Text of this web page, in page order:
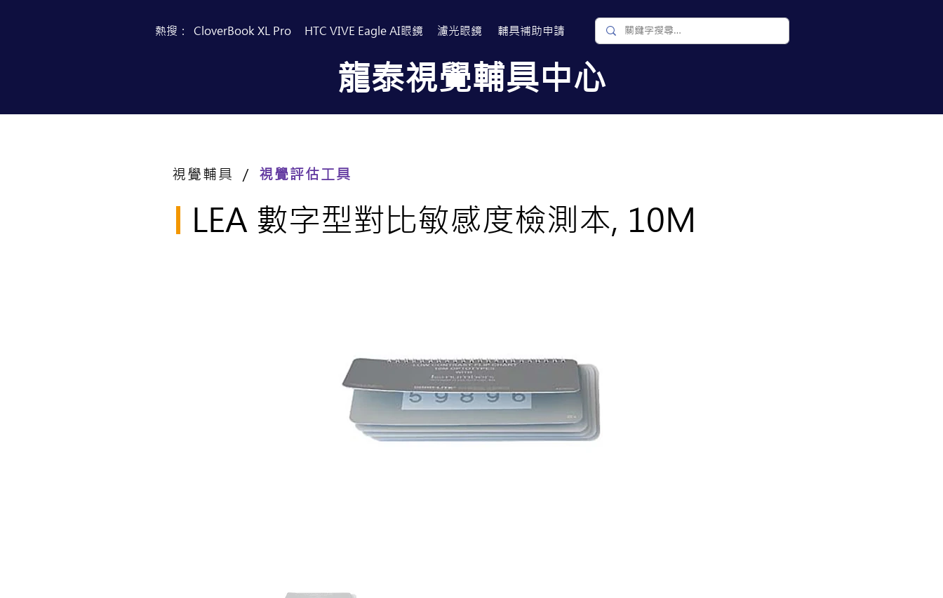
CloverBook XL Pro
熱搜： HTC VIVE Eagle AI眼鏡 濾光眼鏡 ​輔具補助申請
​龍泰視覺輔具中心
視覺輔具 ／ 視覺評估工具
LEA 數字型對比敏感度檢測本, 10M